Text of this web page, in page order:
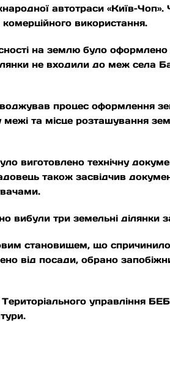
автотраси
використання.
на землю було оформлено
не входили до меж села
процес оформлення
межі та місце розташування
виготовлено технічну
також засвідчив
вибули три земельні
становищем, що спричинило
від посади, обрано
управління